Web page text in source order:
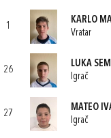
1
KARLO
Vratar
26
LUKA
Igrač
27
MATEO
Igrač